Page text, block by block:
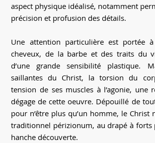
aspect physique idéalisé, notamment
précision et profusion des détails.
Une attention particulière est portée
cheveux, de la barbe et des traits du
d’une grande sensibilité plastique.
saillantes du Christ, la torsion du
tension de ses muscles à l’agonie, une
dégage de cette oeuvre. Dépouillé de
pour n’être plus qu’un homme, le Christ
traditionnel périzionum, au drapé à forts
hanche découverte.